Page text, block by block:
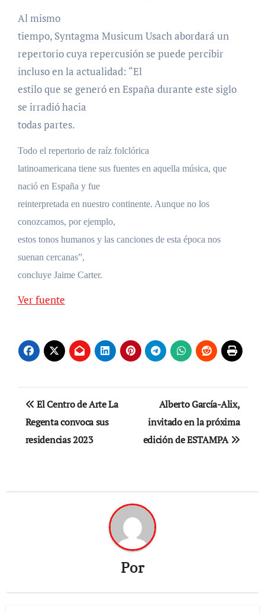
Al mismo
tiempo, Syntagma Musicum Usach abordará un
repertorio cuya repercusión se puede percibir
incluso en la actualidad: “El
estilo que se generó en España durante este siglo
se irradió hacia
todas partes.
Todo el repertorio de raíz folclórica
latinoamericana tiene sus fuentes en aquella música, que
nació en España y fue
reinterpretada en nuestro continente. Aunque no los
conozcamos, por ejemplo,
estos tonos humanos y las canciones de esta época nos
suenan cercanas”,
concluye Jaime Carter.
Ver fuente
Navegación
de
entradas
El Centro de Arte La
Regenta convoca sus
residencias 2023
Alberto García-Alix,
invitado en la próxima
edición de ESTAMPA
Por